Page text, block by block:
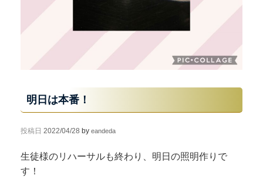
明日は本番！
投稿日 2022/04/28 by eandeda
生徒様のリハーサルも終わり、明日の照明作りで
す！